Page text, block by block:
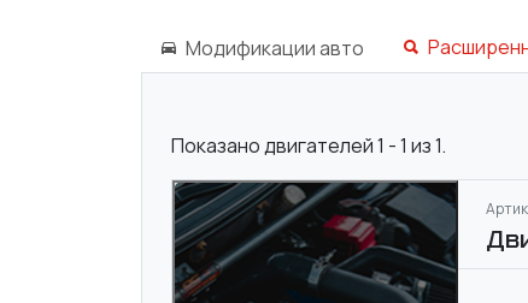
Модификации авто
Показано двигателей 1 - 1 из 1.